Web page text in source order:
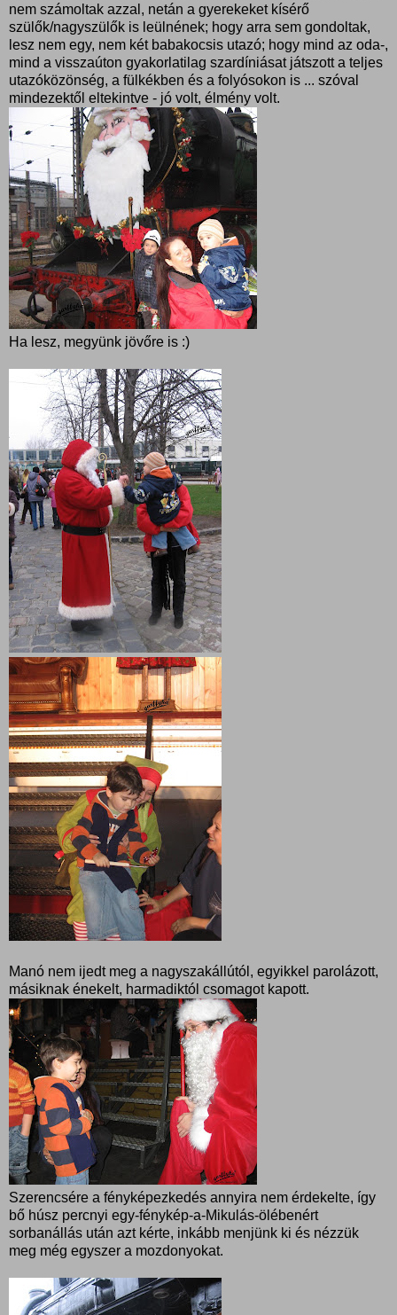
nem számoltak azzal, netán a gyerekeket kísérő
szülők/nagyszülők is leülnének; hogy arra sem gondoltak,
lesz nem egy, nem két babakocsis utazó; hogy mind az oda-,
mind a visszaúton gyakorlatilag szardíniásat játszott a teljes
utazóközönség, a fülkékben és a folyósokon is ... szóval
mindezektől eltekintve - jó volt, élmény volt.
Ha lesz, megyünk jövőre is :)
Manó nem ijedt meg a nagyszakállútól, egyikkel parolázott,
másiknak énekelt, harmadiktól csomagot kapott.
Szerencsére a fényképezkedés annyira nem érdekelte, így
bő húsz percnyi egy-fénykép-a-Mikulás-ölébenért
sorbanállás után azt kérte, inkább menjünk ki és nézzük
meg még egyszer a mozdonyokat.